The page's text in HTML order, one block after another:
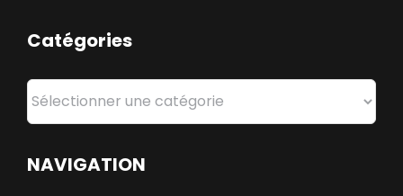
Catégories
Catégories
NAVIGATION